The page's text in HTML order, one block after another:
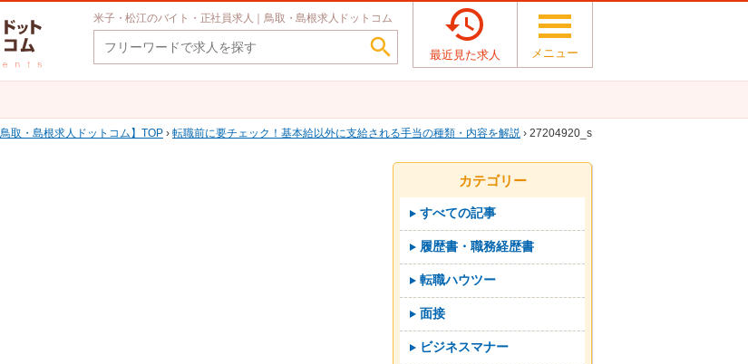
米子・松江のバイト・正社員求人｜鳥取・島根求人ドットコム


最近見た求人 メニュー
鳥取・島根求人ドットコム TOP › 転職前に要チェック！基本給以外に支給される手当の種類・内容を解説 › 27204920_s
カテゴリー
すべての記事
履歴書・職務経歴書
転職ハウツー
面接
ビジネスマナー